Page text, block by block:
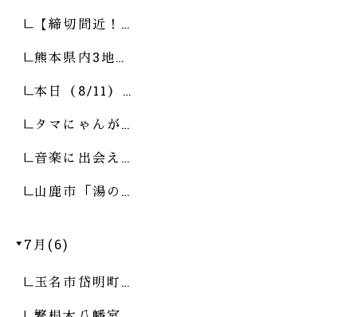
【締切間近！…
熊本県内3地…
本日（8/11）…
タマにゃんが…
音楽に出会え…
山鹿市「湯の…
7月(6)
玉名市岱明町…